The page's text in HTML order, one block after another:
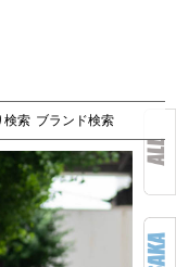
検索 ブランド検索